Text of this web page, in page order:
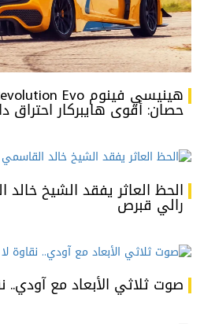
حصان: أقوى هايبركار احتراق
الحظ العاثر يفقد الشيخ
رالي قبرص
صوت ثلاثي الأبعاد مع